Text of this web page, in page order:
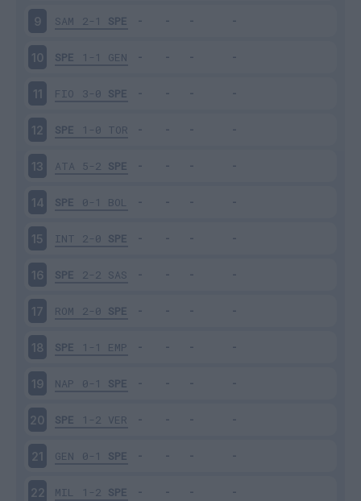
9 SAM 2-1 SPE
10 SPE 1-1 GEN
11 FIO 3-0 SPE
12 SPE 1-0 TOR
13 ATA 5-2 SPE
14 SPE 0-1 BOL
15 INT 2-0 SPE
16 SPE 2-2 SAS
17 ROM 2-0 SPE
18 SPE 1-1 EMP
19 NAP 0-1 SPE
20 SPE 1-2 VER
21 GEN 0-1 SPE
22 MIL 1-2 SPE